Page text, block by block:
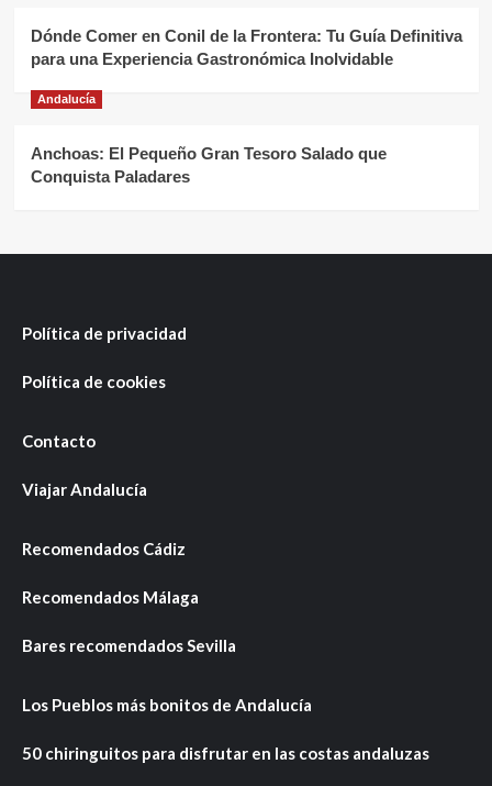
Dónde Comer en Conil de la Frontera: Tu Guía Definitiva
para una Experiencia Gastronómica Inolvidable
Andalucía
Anchoas: El Pequeño Gran Tesoro Salado que
Conquista Paladares
Política de privacidad
Política de cookies
Contacto
Viajar Andalucía
Recomendados Cádiz
Recomendados Málaga
Bares recomendados Sevilla
Los Pueblos más bonitos de Andalucía
50 chiringuitos para disfrutar en las costas andaluzas